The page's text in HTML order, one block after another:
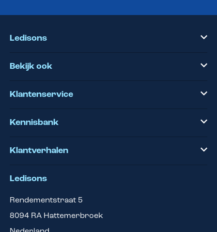
Ledisons
Bekijk ook
Klantenservice
Kennisbank
Klantverhalen
Ledisons
Rendementstraat 5
8094 RA Hattemerbroek